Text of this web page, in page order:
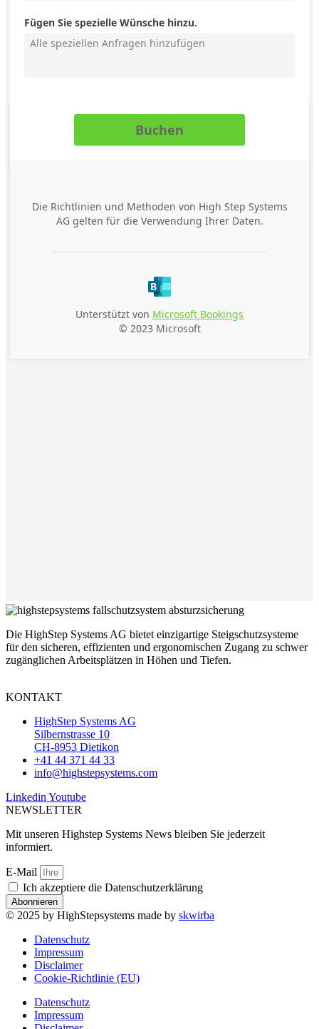
Die HighStep Systems AG bietet einzigartige Steigschutzsysteme
für den sicheren, effizienten und ergonomischen Zugang zu schwer
zugänglichen Arbeitsplätzen in Höhen und Tiefen.
KONTAKT
HighStep Systems AG
Silbernstrasse 10
CH-8953 Dietikon
+41 44 371 44 33
info@highstepsystems.com
Linkedin Youtube
NEWSLETTER
Mit unseren Highstep Systems News bleiben Sie jederzeit
informiert.
E-Mail
Ich akzeptiere die Datenschutzerklärung
Abonnieren
© 2025 by HighStepsystems made by skwirba
Datenschutz
Impressum
Disclaimer
Cookie-Richtlinie (EU)
Datenschutz
Impressum